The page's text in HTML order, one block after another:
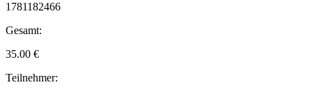
1781182466
Gesamt:
35.00 €
Teilnehmer: